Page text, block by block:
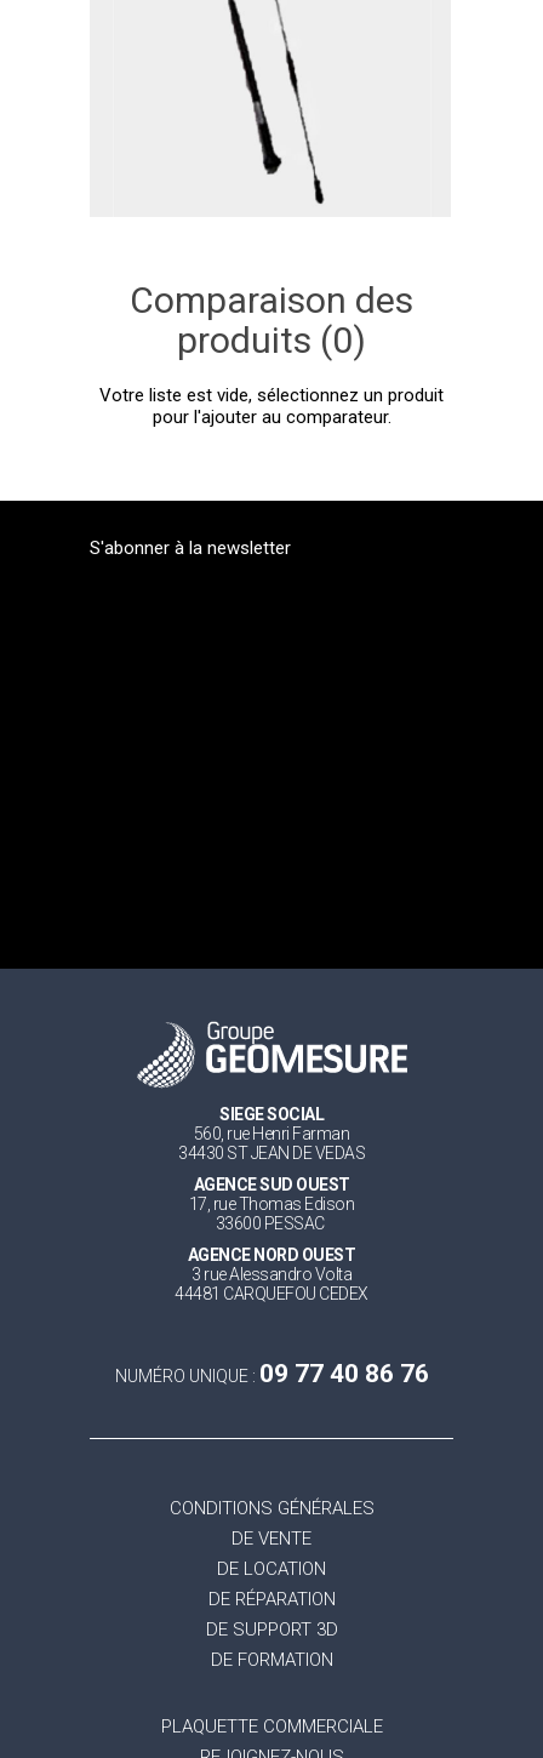
Comparaison des
produits (0)
Votre liste est vide, sélectionnez un produit
pour l'ajouter au comparateur.
S'abonner à la newsletter
SIEGE SOCIAL
560, rue Henri Farman
34430 ST JEAN DE VEDAS
AGENCE SUD OUEST
17, rue Thomas Edison
33600 PESSAC
AGENCE NORD OUEST
3 rue Alessandro Volta
44481 CARQUEFOU CEDEX
NUMÉRO UNIQUE : 09 77 40 86 76
CONDITIONS GÉNÉRALES
DE VENTE
DE LOCATION
DE RÉPARATION
DE SUPPORT 3D
DE FORMATION
PLAQUETTE COMMERCIALE